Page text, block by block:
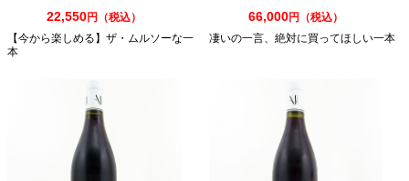
22,550円（税込）
【今から楽しめる】ザ・ムルソーな一
本
66,000円（税込）
凄いの一言、絶対に買ってほしい一本